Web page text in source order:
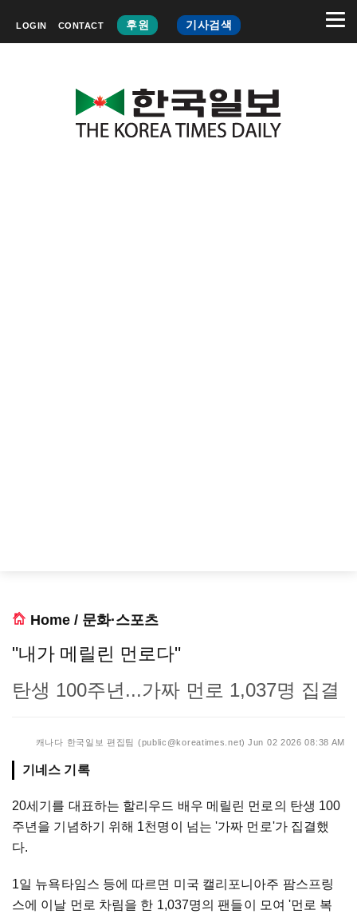
LOGIN CONTACT 후원 기사검색
Home / 문화·스포츠
"내가 메릴린 먼로다"
탄생 100주년...가짜 먼로 1,037명 집결
캐나다 한국일보 편집팀 (public@koreatimes.net) Jun 02 2026 08:38 AM
기네스 기록
20세기를 대표하는 할리우드 배우 메릴린 먼로의 탄생 100
주년을 기념하기 위해 1천명이 넘는 '가짜 먼로'가 집결했
다.
1일 뉴욕타임스 등에 따르면 미국 캘리포니아주 팜스프링
스에 이날 먼로 차림을 한 1,037명의 팬들이 모여 '먼로 복